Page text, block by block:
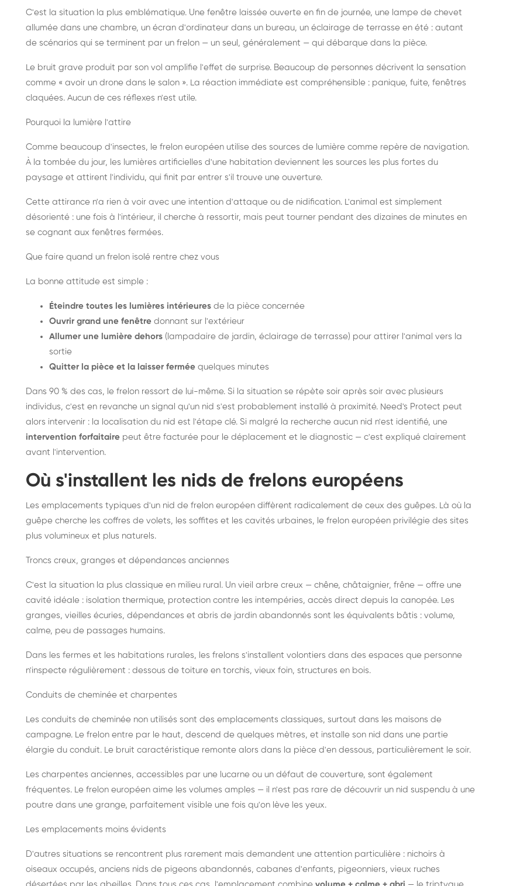
C'est la situation la plus emblématique. Une fenêtre laissée ouverte en fin de journée, une lampe de chevet
allumée dans une chambre, un écran d'ordinateur dans un bureau, un éclairage de terrasse en été : autant
de scénarios qui se terminent par un frelon — un seul, généralement — qui débarque dans la pièce.
Le bruit grave produit par son vol amplifie l'effet de surprise. Beaucoup de personnes décrivent la sensation
comme « avoir un drone dans le salon ». La réaction immédiate est compréhensible : panique, fuite, fenêtres
claquées. Aucun de ces réflexes n'est utile.
Pourquoi la lumière l'attire
Comme beaucoup d'insectes, le frelon européen utilise des sources de lumière comme repère de navigation.
À la tombée du jour, les lumières artificielles d'une habitation deviennent les sources les plus fortes du
paysage et attirent l'individu, qui finit par entrer s'il trouve une ouverture.
Cette attirance n'a rien à voir avec une intention d'attaque ou de nidification. L'animal est simplement
désorienté : une fois à l'intérieur, il cherche à ressortir, mais peut tourner pendant des dizaines de minutes en
se cognant aux fenêtres fermées.
Que faire quand un frelon isolé rentre chez vous
La bonne attitude est simple :
Éteindre toutes les lumières intérieures de la pièce concernée
Ouvrir grand une fenêtre donnant sur l'extérieur
Allumer une lumière dehors (lampadaire de jardin, éclairage de terrasse) pour attirer l'animal vers la
sortie
Quitter la pièce et la laisser fermée quelques minutes
Dans 90 % des cas, le frelon ressort de lui-même. Si la situation se répète soir après soir avec plusieurs
individus, c'est en revanche un signal qu'un nid s'est probablement installé à proximité. Need's Protect peut
alors intervenir : la localisation du nid est l'étape clé. Si malgré la recherche aucun nid n'est identifié, une
intervention forfaitaire peut être facturée pour le déplacement et le diagnostic — c'est expliqué clairement
avant l'intervention.
Où s'installent les nids de frelons européens
Les emplacements typiques d'un nid de frelon européen diffèrent radicalement de ceux des guêpes. Là où la
guêpe cherche les coffres de volets, les soffites et les cavités urbaines, le frelon européen privilégie des sites
plus volumineux et plus naturels.
Troncs creux, granges et dépendances anciennes
C'est la situation la plus classique en milieu rural. Un vieil arbre creux — chêne, châtaignier, frêne — offre une
cavité idéale : isolation thermique, protection contre les intempéries, accès direct depuis la canopée. Les
granges, vieilles écuries, dépendances et abris de jardin abandonnés sont les équivalents bâtis : volume,
calme, peu de passages humains.
Dans les fermes et les habitations rurales, les frelons s'installent volontiers dans des espaces que personne
n'inspecte régulièrement : dessous de toiture en torchis, vieux foin, structures en bois.
Conduits de cheminée et charpentes
Les conduits de cheminée non utilisés sont des emplacements classiques, surtout dans les maisons de
campagne. Le frelon entre par le haut, descend de quelques mètres, et installe son nid dans une partie
élargie du conduit. Le bruit caractéristique remonte alors dans la pièce d'en dessous, particulièrement le soir.
Les charpentes anciennes, accessibles par une lucarne ou un défaut de couverture, sont également
fréquentes. Le frelon européen aime les volumes amples — il n'est pas rare de découvrir un nid suspendu à une
poutre dans une grange, parfaitement visible une fois qu'on lève les yeux.
Les emplacements moins évidents
D'autres situations se rencontrent plus rarement mais demandent une attention particulière : nichoirs à
oiseaux occupés, anciens nids de pigeons abandonnés, cabanes d'enfants, pigeonniers, vieux ruches